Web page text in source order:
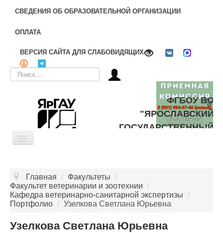
СВЕДЕНИЯ ОБ ОБРАЗОВАТЕЛЬНОЙ ОРГАНИЗАЦИИ
ОПЛАТА
ВЕРСИЯ САЙТА ДЛЯ СЛАБОВИДЯЩИХ
Искать...
ФГБОУ ВО
"ЯРОСЛАВСКИЙ
ГОСУДАРСТВЕННЫЙ
Toggle
ЦЕЛЕВОЕ ОБУЧЕНИЕ
ДОПОЛНИТЕЛЬНОЕ ОБРАЗОВАНИЕ
Главная / Факультеты /
Факультет ветеринарии и зоотехнии /
Кафедра ветеринарно-санитарной экспертизы /
Портфолио / Узелкова Светлана Юрьевна
Узелкова Светлана Юрьевна